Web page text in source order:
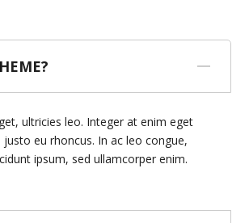
ultricies leo. Integer at enim eget
eu rhoncus. In ac leo congue,
ipsum, sed ullamcorper enim.